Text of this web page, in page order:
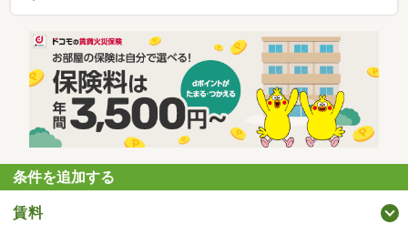
条件を追加する
賃料